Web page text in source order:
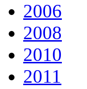
2006
2008
2010
2011